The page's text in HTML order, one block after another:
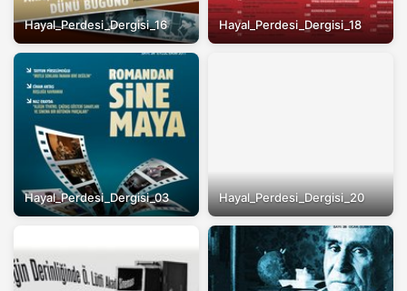
Hayal_Perdesi_Dergisi_16 Hayal_Perdesi_Dergisi_18
Hayal_Perdesi_Dergisi_03 Hayal_Perdesi_Dergisi_20